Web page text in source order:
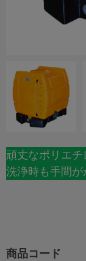
頑丈なポリエチ
洗浄時も手間が
商品コード